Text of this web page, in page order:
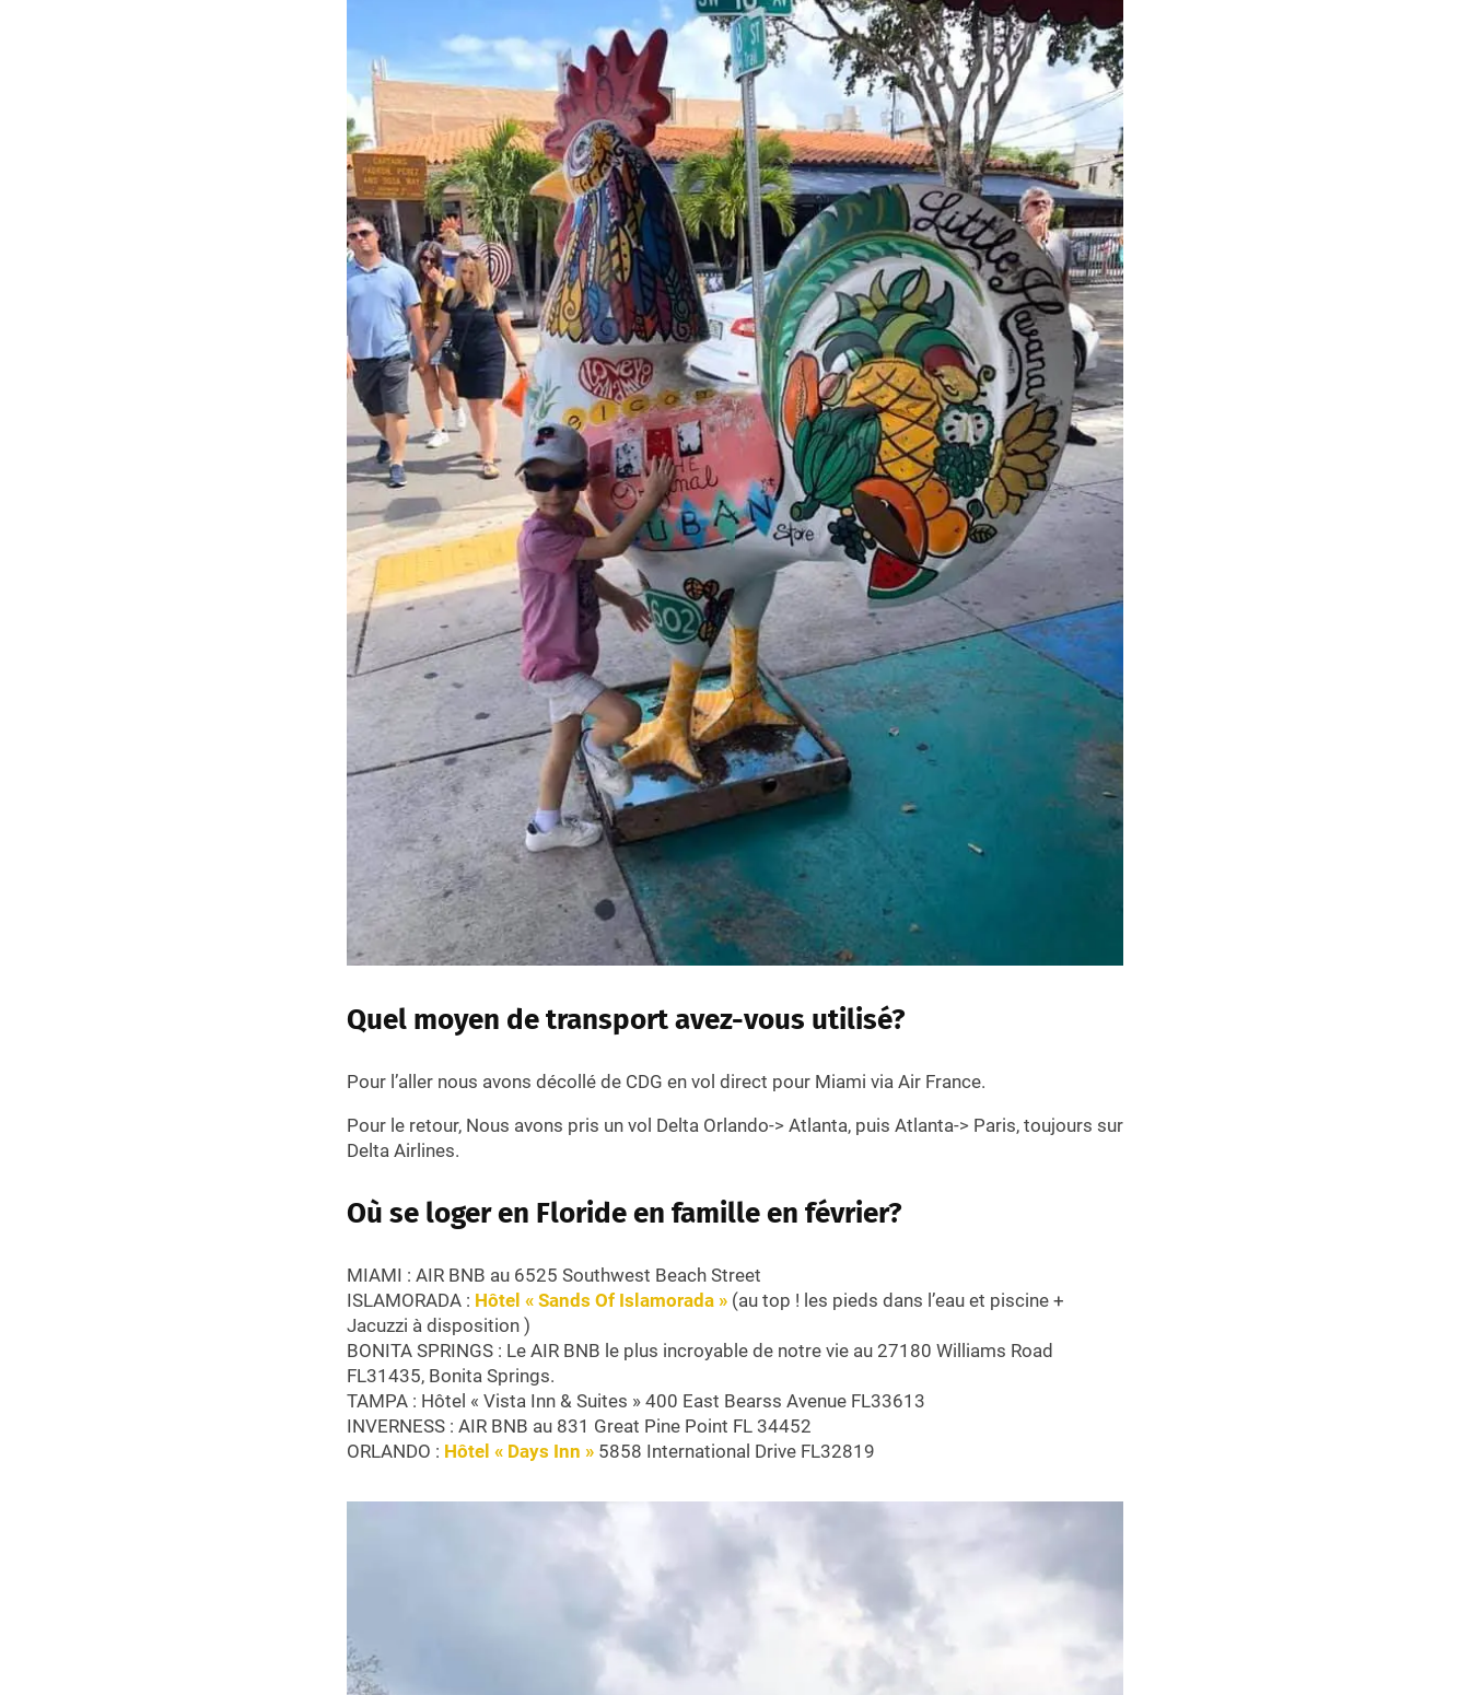
Quel moyen de transport avez-vous utilisé?
Pour l’aller nous avons décollé de CDG en vol direct pour Miami via Air France.
Pour le retour, Nous avons pris un vol Delta Orlando-> Atlanta, puis Atlanta-> Paris, toujours sur
Delta Airlines.
Où se loger en Floride en famille en février?
MIAMI : AIR BNB au 6525 Southwest Beach Street
ISLAMORADA : Hôtel « Sands Of Islamorada » (au top ! les pieds dans l’eau et piscine +
Jacuzzi à disposition )
BONITA SPRINGS : Le AIR BNB le plus incroyable de notre vie au 27180 Williams Road
FL31435, Bonita Springs.
TAMPA : Hôtel « Vista Inn & Suites » 400 East Bearss Avenue FL33613
INVERNESS : AIR BNB au 831 Great Pine Point FL 34452
ORLANDO : Hôtel « Days Inn » 5858 International Drive FL32819